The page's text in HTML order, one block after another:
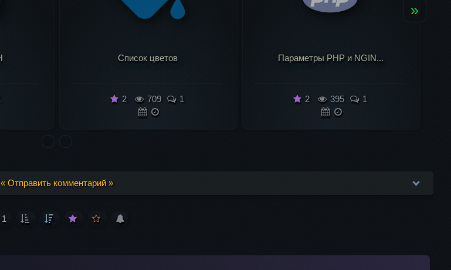
Параметры PHP и NGIN...
2 395 1
Whois
2 1 к 1
»
« Отправить комментарий »
1